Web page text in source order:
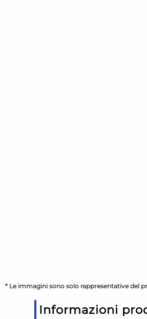
* Le immagini sono solo rappresentative del
Informazioni